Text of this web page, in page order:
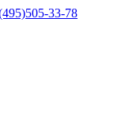
33-78